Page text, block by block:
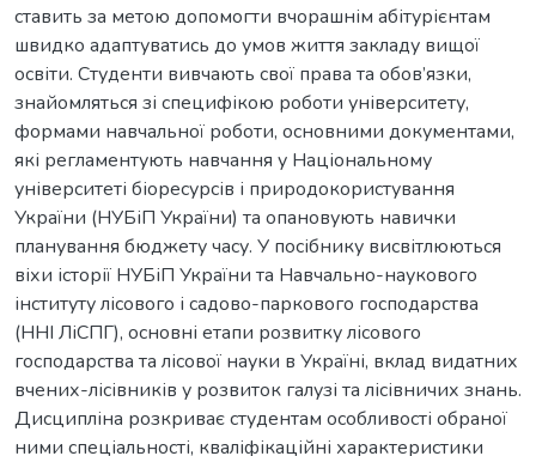
ставить за метою допомогти вчорашнім абітурієнтам
швидко адаптуватись до умов життя закладу вищої
освіти. Студенти вивчають свої права та обов’язки,
знайомляться зі специфікою роботи університету,
формами навчальної роботи, основними документами,
які регламентують навчання у Національному
університеті біоресурсів і природокористування
України (НУБіП України) та опановують навички
планування бюджету часу. У посібнику висвітлюються
віхи історії НУБіП України та Навчально-наукового
інституту лісового і садово-паркового господарства
(ННІ ЛіСПГ), основні етапи розвитку лісового
господарства та лісової науки в Україні, вклад видатних
вчених-лісівників у розвиток галузі та лісівничих знань.
Дисципліна розкриває студентам особливості обраної
ними спеціальності, кваліфікаційні характеристики